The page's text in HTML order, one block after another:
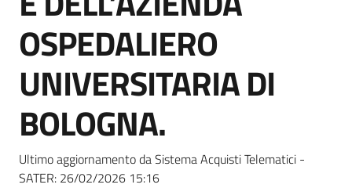
OSPEDALIERO
UNIVERSITARIA DI
BOLOGNA.
Ultimo aggiornamento da Sistema Acquisti Telematici -
SATER: 26/02/2026 15:16